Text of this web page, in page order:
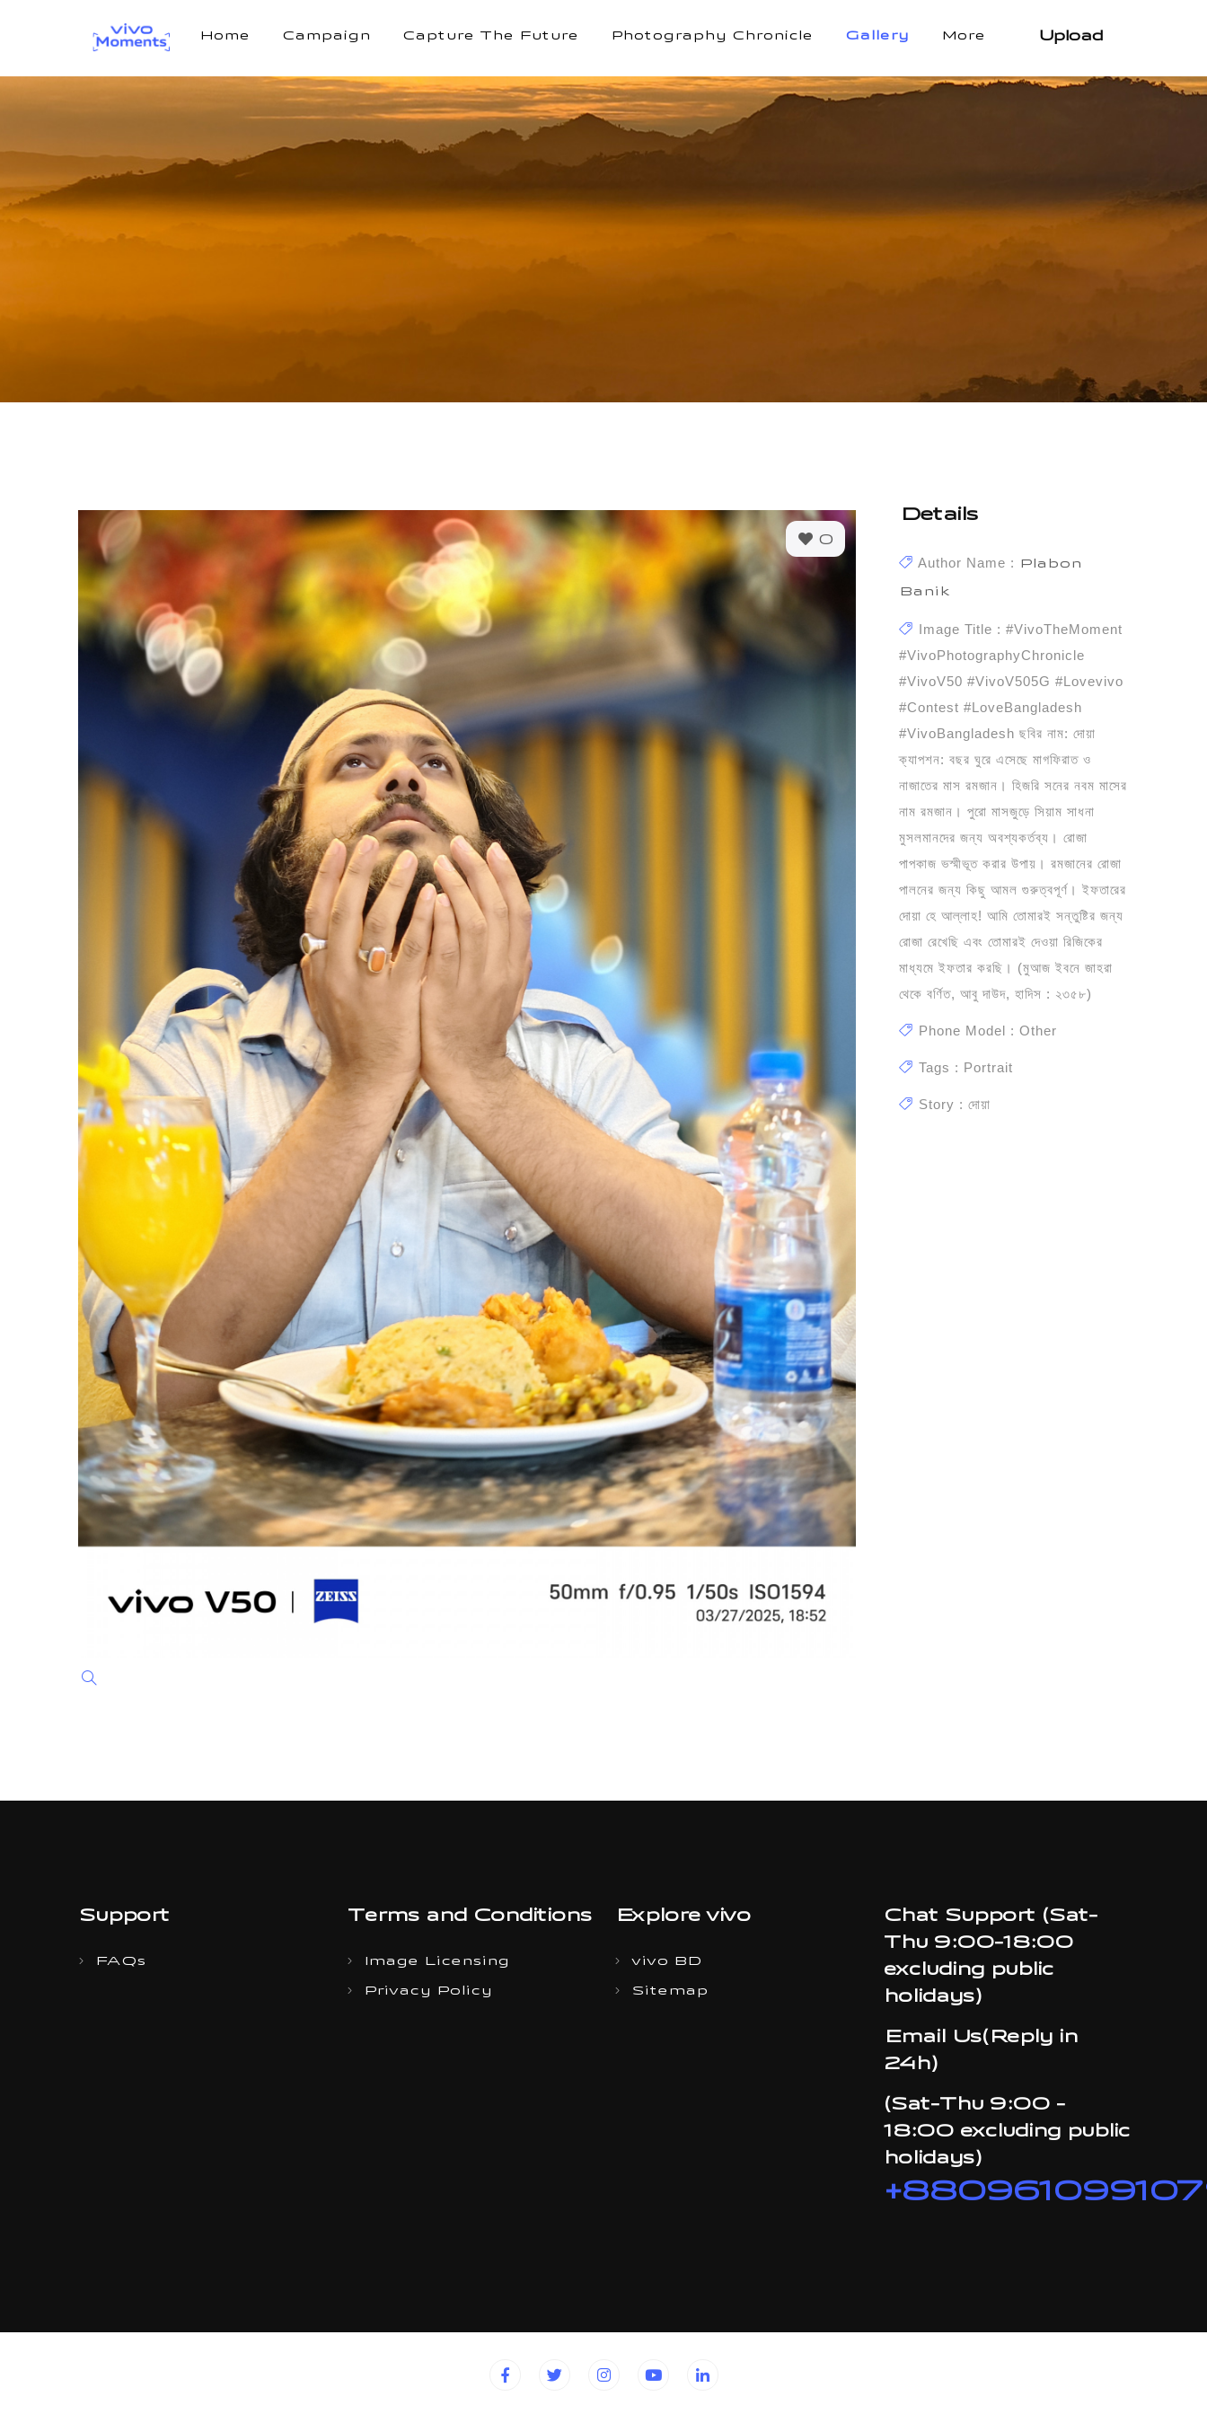
Home Campaign Capture The Future Photography Chronicle Gallery More Upload
0
Details
Author Name : Plabon
Banik
Image Title : #vivoTheMoment
#vivoPhotographyChronicle
#vivoV50 #vivoV505G #Lovevivo
#contest #LoveBangladesh
#vivoBangladesh ছবির নাম: দোয়া
ক্যাপশন: বছর ঘুরে এসেছে মাগফিরাত ও
নাজাতের মাস রমজান। হিজরি সনের নবম মাসের
নাম রমজান। পুরো মাসজুড়ে সিয়াম সাধনা
মুসলমানদের জন্য অবশ্যকর্তব্য। রোজা
পাপকাজ ভস্মীভূত করার উপায়। রমজানের রোজা
পালনের জন্য কিছু আমল গুরুত্বপূর্ণ। ইফতারের
দোয়া হে আল্লাহ! আমি তোমারই সন্তুষ্টির জন্য
রোজা রেখেছি এবং তোমারই দেওয়া রিজিকের
মাধ্যমে ইফতার করছি। (মুআজ ইবনে জাহরা
থেকে বর্ণিত, আবু দাউদ, হাদিস : ২৩৫৮)
Phone Model : Other
Tags : Portrait
Story : দোয়া
Support
FAQs
Terms and Conditions
Image Licensing
Privacy Policy
Explore vivo
vivo BD
Sitemap
Chat Support (Sat-
Thu 9:00-18:00
excluding public
holidays)
Email Us(Reply in
24h)
(Sat-Thu 9:00 -
18:00 excluding public
holidays)